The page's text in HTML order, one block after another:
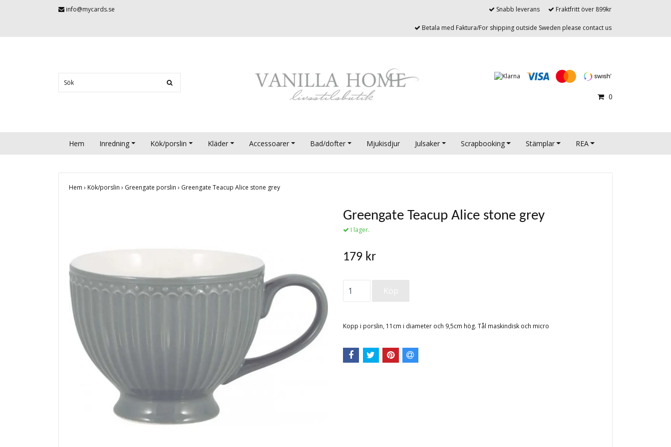
info@mycards.se Snabb leverans Fraktfritt över 899kr
Betala med Faktura/For shipping outside Sweden please contact us
0
Hem Inredning Kök/porslin Kläder Accessoarer Bad/dofter Mjukisdjur Julsaker Scrapbooking Stämplar REA
Hem › Kök/porslin › Greengate porslin › Greengate Teacup Alice stone grey
Greengate Teacup Alice stone grey
I lager.
179 kr
Kopp i porslin, 11cm i diameter och 9,5cm hög. Tål maskindisk och micro